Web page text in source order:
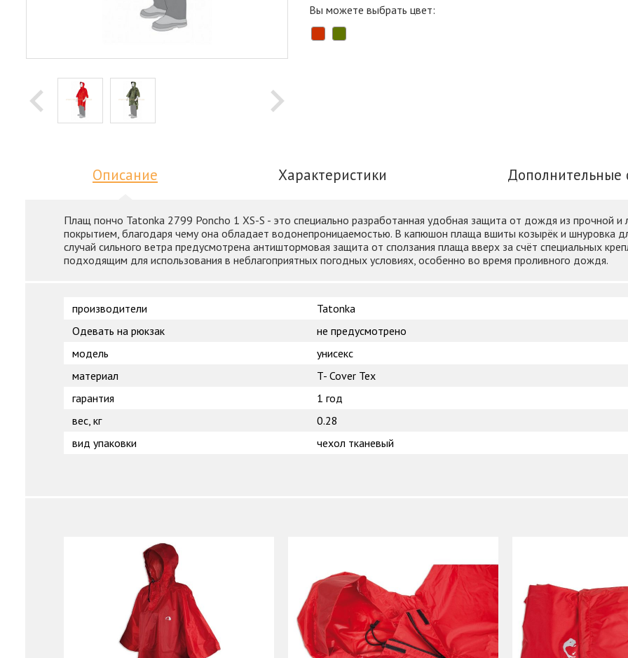
Вы можете выбрать цвет:
Описание Характеристики Дополнительные
Плащ пончо Tatonka 2799 Poncho 1 XS-S - это специально разработанная удобная защита от дождя из прочной и
покрытием, благодаря чему она обладает водонепроницаемостью. В капюшон плаща вшиты козырёк и шнуровка
случай сильного ветра предусмотрена антиштормовая защита от сползания плаща вверх за счёт специальных
подходящим для использования в неблагоприятных погодных условиях, особенно во время проливного дождя.
производители
Tatonka
Одевать на рюкзак
не предусмотрено
модель
унисекс
материал
T- Cover Tex
гарантия
1 год
вес, кг
0.28
вид упаковки
чехол тканевый